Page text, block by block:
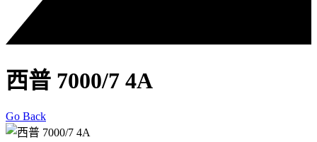
西普 7000/7 4A
Go Back